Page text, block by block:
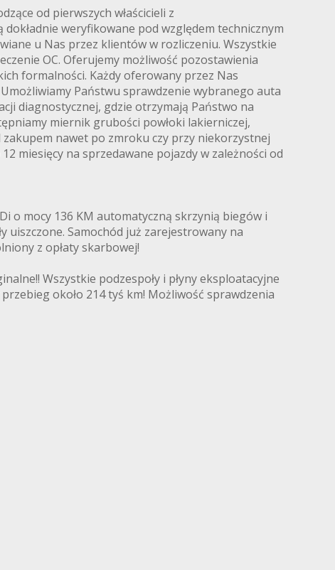
od pierwszych właścicieli z
weryfikowane pod względem technicznym
u Nas przez klientów w rozliczeniu. Wszystkie
OC. Oferujemy możliwość pozostawienia
formalności. Każdy oferowany przez Nas
Państwu sprawdzenie wybranego auta
diagnostycznej, gdzie otrzymają Państwo na
miernik grubości powłoki lakierniczej,
nawet po zmroku czy przy niekorzystnej
miesięcy na sprzedawane pojazdy w zależności od
o mocy 136 KM automatyczną skrzynią biegów i
uiszczone. Samochód już zarejestrowany na
z opłaty skarbowej!
Wszystkie podzespoły i płyny eksploatacyjne
około 214 tyś km! Możliwość sprawdzenia